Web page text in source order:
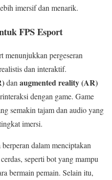
imersif dan menarik.
FPS Esport
menunjukkan pergeseran
dan interaktif.
danaugmented reality (AR)
dengan game. Game
semakin tajam dan audio yang
imersi.
berperan dalam menciptakan
seperti bot yang mampu
bermain pemain. Selain itu,